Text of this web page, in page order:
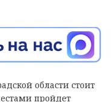
области стоит
пройдет